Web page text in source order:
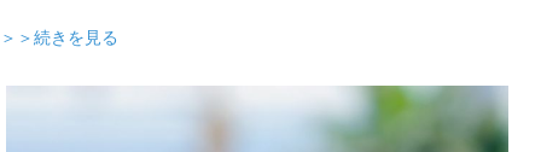
＞＞続きを見る